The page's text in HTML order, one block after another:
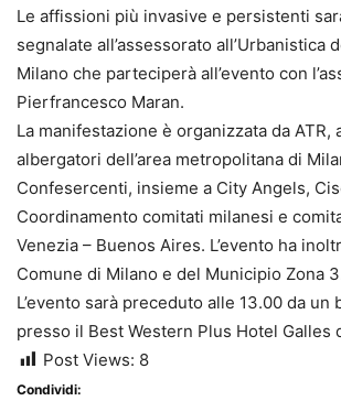
Le affissioni più invasive e persistenti
segnalate all’assessorato all’Urbanistica
Milano che parteciperà all’evento con
Pierfrancesco Maran.
La manifestazione è organizzata da ATR,
albergatori dell’area metropolitana di
Confesercenti, insieme a City Angels,
Coordinamento comitati milanesi e
Venezia – Buenos Aires. L’evento ha
Comune di Milano e del Municipio Zona
L’evento sarà preceduto alle 13.00 da un
presso il Best Western Plus Hotel Galles
Post Views: 8
Condividi: